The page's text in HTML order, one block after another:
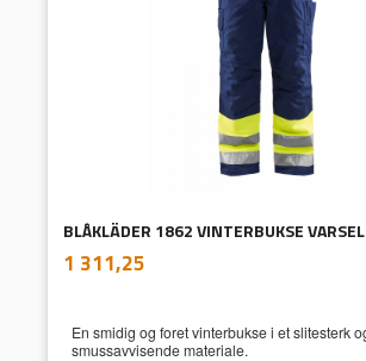
BLÅKLÄDER 1862 VINTERBUKSE VARSEL
Pris
1 311,25
En smidig og foret vinterbukse i et slitesterk
smussavvisende materiale.